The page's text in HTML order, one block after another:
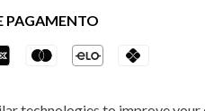
PAGAMENTO